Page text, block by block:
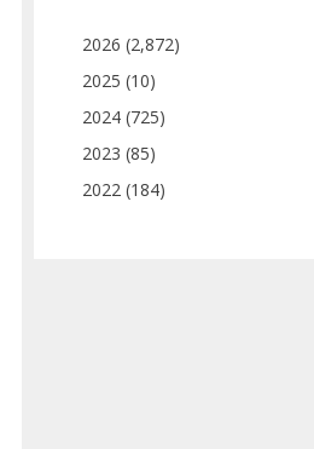
2026 (2,872)
2025 (10)
2024 (725)
2023 (85)
2022 (184)